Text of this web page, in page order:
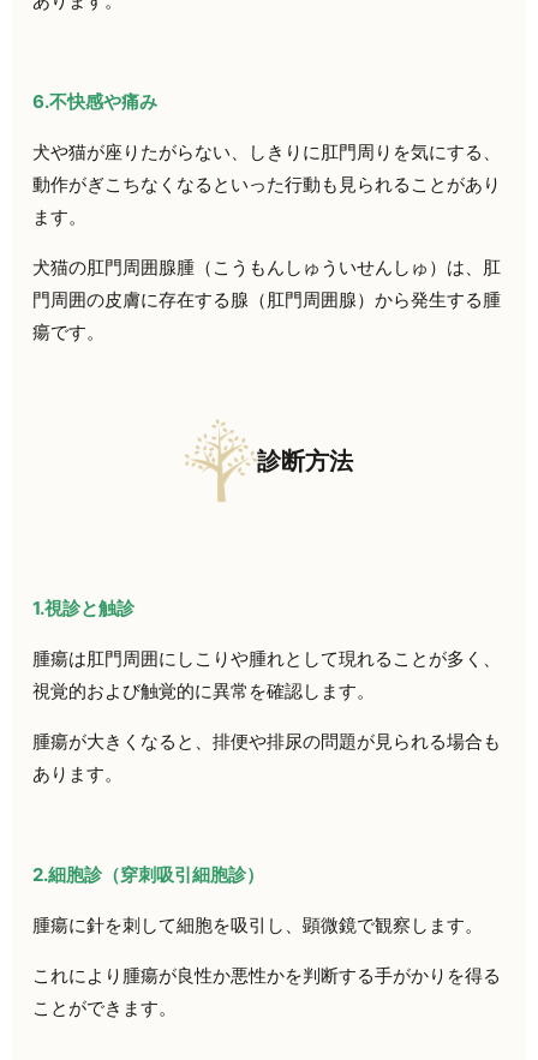
6.不快感や痛み
犬や猫が座りたがらない、しきりに肛門周りを気にする、
動作がぎこちなくなるといった行動も見られることがあり
ます。
犬猫の肛門周囲腺腫（こうもんしゅういせんしゅ）は、肛
門周囲の皮膚に存在する腺（肛門周囲腺）から発生する腫
瘍です。
診断方法
1.視診と触診
腫瘍は肛門周囲にしこりや腫れとして現れることが多く、
視覚的および触覚的に異常を確認します。
腫瘍が大きくなると、排便や排尿の問題が見られる場合も
あります。
2.細胞診（穿刺吸引細胞診）
腫瘍に針を刺して細胞を吸引し、顕微鏡で観察します。
これにより腫瘍が良性か悪性かを判断する手がかりを得る
ことができます。